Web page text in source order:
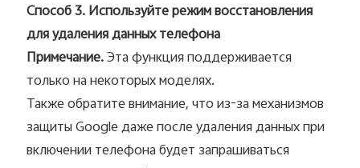
Способ 3. Используйте режим восстановления
для удаления данных телефона
Примечание.Эта функция поддерживается
только на некоторых моделях.
Также обратите внимание, что из-за механизмов
защиты Google даже после удаления данных при
включении телефона будет запрашиваться